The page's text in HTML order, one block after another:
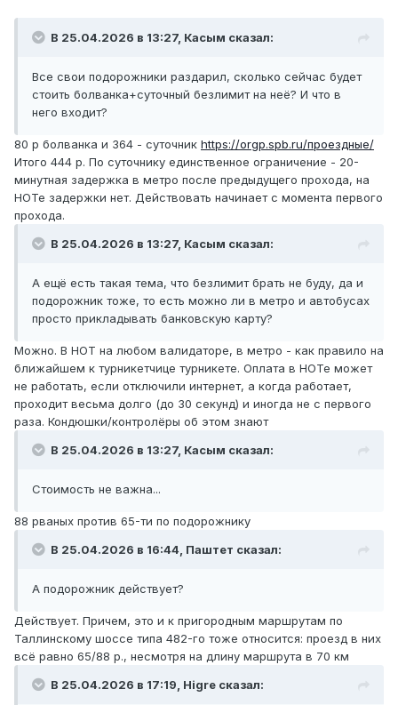
В 25.04.2026 в 13:27, Касым сказал:
Все свои подорожники раздарил, сколько сейчас будет
стоить болванка+суточный безлимит на неё? И что в
него входит?
80 р болванка и 364 - суточник https://orgp.spb.ru/проездные/
Итого 444 р. По суточнику единственное ограничение - 20-
минутная задержка в метро после предыдущего прохода, на
НОТе задержки нет. Действовать начинает с момента первого
прохода.
В 25.04.2026 в 13:27, Касым сказал:
А ещё есть такая тема, что безлимит брать не буду, да и
подорожник тоже, то есть можно ли в метро и автобусах
просто прикладывать банковскую карту?
Можно. В НОТ на любом валидаторе, в метро - как правило на
ближайшем к турникетчице турникете. Оплата в НОТе может
не работать, если отключили интернет, а когда работает,
проходит весьма долго (до 30 секунд) и иногда не с первого
раза. Кондюшки/контролёры об этом знают
В 25.04.2026 в 13:27, Касым сказал:
Стоимость не важна...
88 рваных против 65-ти по подорожнику
В 25.04.2026 в 16:44, Паштет сказал:
А подорожник действует?
Действует. Причем, это и к пригородным маршрутам по
Таллинскому шоссе типа 482-го тоже относится: проезд в них
всё равно 65/88 р., несмотря на длину маршрута в 70 км
В 25.04.2026 в 17:19, Higre сказал: